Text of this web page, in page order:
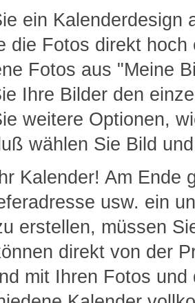
ein Kalenderdesign
die Fotos direkt
Fotos aus "Meine
Ihre Bilder den
weitere Optionen,
wählen Sie Bild
Kalender! Am Ende
usw. ein
erstellen, müssen
direkt von der
mit Ihren Fotos